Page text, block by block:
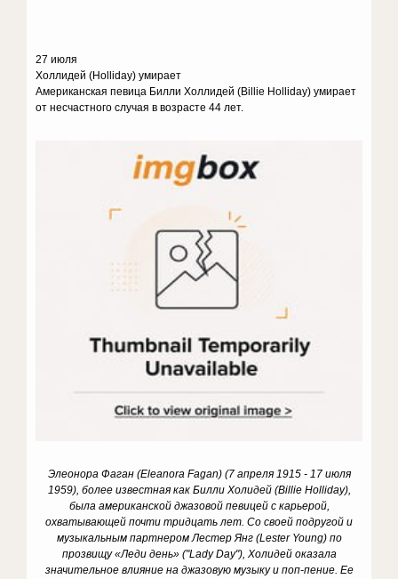
27 июля
Холлидей (Holliday) умирает
Американская певица Билли Холлидей (Billie Holliday) умирает
от несчастного случая в возрасте 44 лет.
Элеонора Фаган (Eleanora Fagan) (7 апреля 1915 - 17 июля
1959), более известная как Билли Холидей (Billie Holliday),
была американской джазовой певицей с карьерой,
охватывающей почти тридцать лет. Со своей подругой и
музыкальным партнером Лестер Янг (Lester Young) по
прозвищу «Леди день» ("Lady Day"), Холидей оказала
значительное влияние на джазовую музыку и поп-пение. Ее